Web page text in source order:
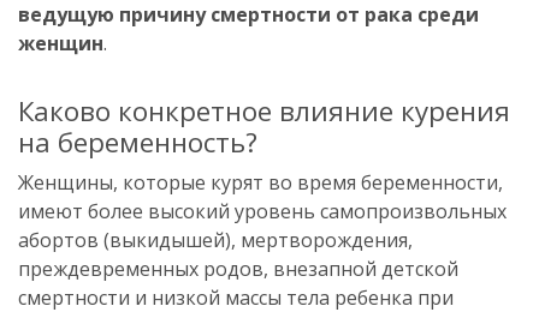
ведущую причину смертности от рака среди
женщин.
Каково конкретное влияние курения
на беременность?
Женщины, которые курят во время беременности,
имеют более высокий уровень самопроизвольных
абортов (выкидышей), мертворождения,
преждевременных родов, внезапной детской
смертности и низкой массы тела ребенка при